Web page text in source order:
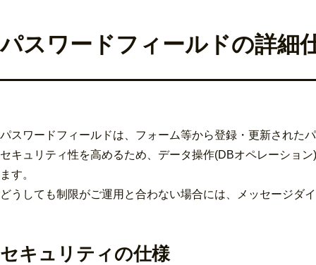
パスワードフィールドの詳細
パスワードフィールドは、フォーム等から登録・更新された
セキュリティ性を高めるため、データ操作(DBオペレーショ
ます。
どうしても制限がご運用と合わない場合には、メッセージダ
セキュリティの仕様